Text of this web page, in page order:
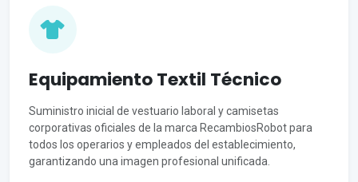
Equipamiento Textil Técnico
Suministro inicial de vestuario laboral y camisetas
corporativas oficiales de la marca RecambiosRobot para
todos los operarios y empleados del establecimiento,
garantizando una imagen profesional unificada.